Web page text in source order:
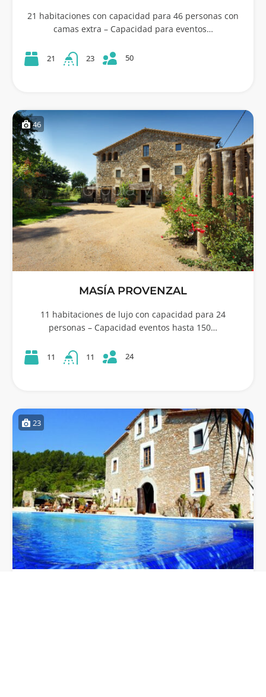
21 habitaciones con capacidad para 46 personas con
camas extra – Capacidad para eventos…
21 23 50
46
MASÍA PROVENZAL
11 habitaciones de lujo con capacidad para 24
personas – Capacidad eventos hasta 150…
11 11 24
23